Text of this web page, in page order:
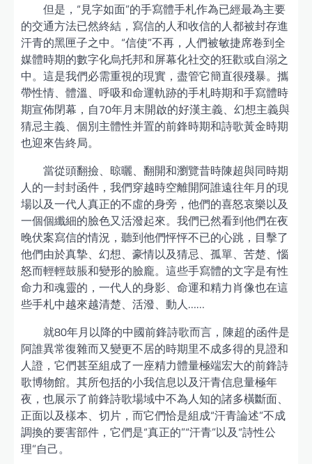
但是，“見字如面”的手寫體手札作為已經最為主要
的交通方法已然終結，寫信的人和收信的人都被封存進
汗青的黑匣子之中。“信使”不再，人們被敏捷席卷到全
媒體時期的數字化烏托邦和屏幕化社交的狂歡或自溺之
中。這是我們必需重視的現實，盡管它簡直很殘暴。攜
帶性情、體溫、呼吸和命運軌跡的手札時期和手寫體時
期宣佈閉幕，自70年月末開啟的好漢主義、幻想主義與
猜忌主義、個別主體性并置的前鋒時期和詩歌黃金時期
也迎來告終局。
當從頭翻撿、晾曬、翻開和瀏覽昔時陳超與同時期
人的一封封函件，我們穿越時空離開阿誰遠往年月的現
場以及一代人真正的不虛的身旁，他們的喜怒哀樂以及
一個個纖細的臉色又活潑起來。我們已然看到他們在夜
晚伏案寫信的情況，聽到他們怦怦不已的心跳，目擊了
他們由於真摯、幻想、豪情以及猜忌、孤單、苦楚、惱
怒而輕輕鼓脹和變形的臉龐。這些手寫體的文字是有性
命力和魂靈的，一代人的身影、命運和精力肖像也在這
些手札中越來越清楚、活潑、動人……
就80年月以降的中國前鋒詩歌而言，陳超的函件是
阿誰異常復雜而又變更不居的時期里不成多得的見證和
人證，它們甚至組成了一座精力體量極端宏大的前鋒詩
歌博物館。其所包括的小我信息以及汗青信息量極年
夜，也展示了前鋒詩歌場域中不為人知的諸多橫斷面、
正面以及樣本、切片，而它們恰是組成“汗青論述”不成
調換的要害部件，它們是“真正的”“汗青”以及“詩性公
理”自己。